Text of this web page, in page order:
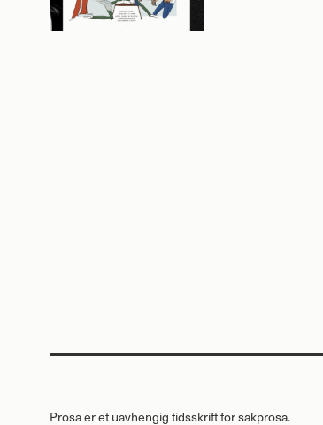
Prosa er et uavhengig tidsskrift for sakprosa.